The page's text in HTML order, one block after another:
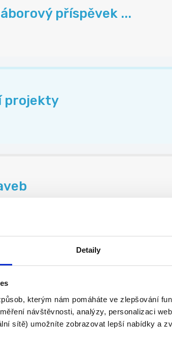
Detaily
kterým nám pomáháte ve zlepšování
návštěvnosti, analýzy, personalizaci
sítě) umožníte zobrazovat lepší nabídky a
příspěvek ...
projekty
000 KČ | PÍSEK